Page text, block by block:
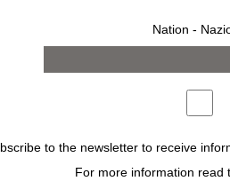
invito
RICCARDO SCABURRI,
SOZZANI IN VIA
CON LINGUAGGIO
Nation -
to the newsletter to receive
For more information read